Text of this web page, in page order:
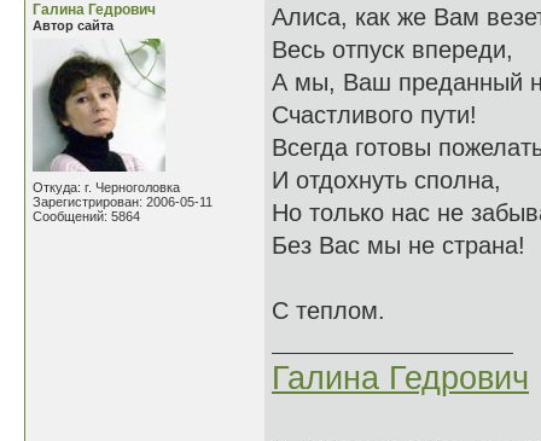
Галина Гедрович
Автор сайта
Откуда: г. Черноголовка
Зарегистрирован: 2006-05-11
Сообщений: 5864
Алиса, как же Вам
Весь отпуск впереди,
А мы, Ваш преданный
Счастливого пути!
Всегда готовы
И отдохнуть сполна,
Но только нас не
Без Вас мы не страна!
С теплом.
Галина Гедрович